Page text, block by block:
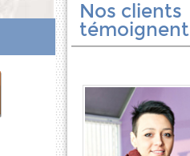
Nos clients
témoignent